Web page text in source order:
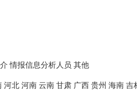
情报信息分析人员 其他
河北 河南 云南 甘肃 广西 贵州 海南 吉